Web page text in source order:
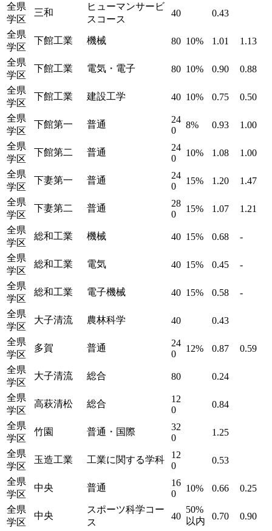
全県
学区
三和
ヒューマンサービ
スコース
40 0.43
全県
学区
下館工業 機械 80 10% 1.01 1.13
全県
学区
下館工業 電気・電子 80 10% 0.90 0.88
全県
学区
下館工業 建設工学 40 10% 0.75 0.50
全県
学区
下館第一 普通
24
0
8% 0.93 1.00
全県
学区
下館第二 普通
24
0
10% 1.08 1.00
全県
学区
下妻第一 普通
24
0
15% 1.20 1.47
全県
学区
下妻第二 普通
28
0
15% 1.07 1.21
全県
学区
総和工業 機械 40 15% 0.68 -
全県
学区
総和工業 電気 40 15% 0.45 -
全県
学区
総和工業 電子機械 40 15% 0.58 -
全県
学区
大子清流 農林科学 40 0.43
全県
学区
多賀 普通
24
0
12% 0.87 0.59
全県
学区
大子清流 総合 80 0.24
全県
学区
高萩清松 総合
12
0
0.84
全県
学区
竹園 普通・国際
32
0
1.25
全県
学区
玉造工業 工業に関する学科
12
0
0.53
全県
学区
中央 普通
16
0
10% 0.66 0.25
全県
学区
中央
スポーツ科学コー
ス
40
50%
以内
0.70 0.90